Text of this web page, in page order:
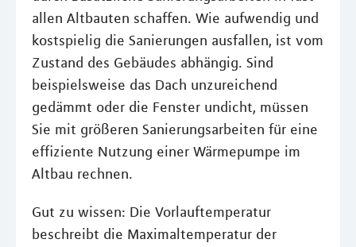
allen Altbauten schaffen. Wie aufwendig und
kostspielig die Sanierungen ausfallen, ist vom
Zustand des Gebäudes abhängig. Sind
beispielsweise das Dach unzureichend
gedämmt oder die Fenster undicht, müssen
Sie mit größeren Sanierungsarbeiten für eine
effiziente Nutzung einer Wärmepumpe im
Altbau rechnen.
Gut zu wissen: Die Vorlauftemperatur
beschreibt die Maximaltemperatur der